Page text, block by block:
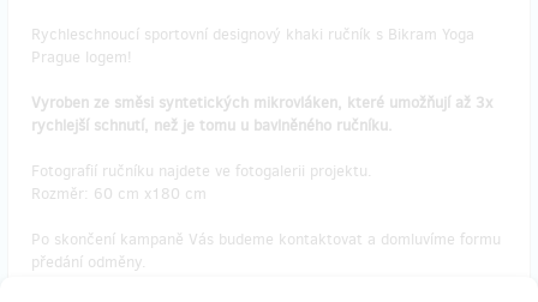
Rychleschnoucí sportovní designový khaki ručník s Bikram Yoga
Prague logem!
Vyroben ze směsi syntetických mikrovláken, které umožňují až 3x
rychlejší schnutí, než je tomu u bavlněného ručníku.
Fotografií ručníku najdete ve fotogalerii projektu.
Rozměr: 60 cm x180 cm
Po skončení kampaně Vás budeme kontaktovat a domluvíme formu
předání odměny.